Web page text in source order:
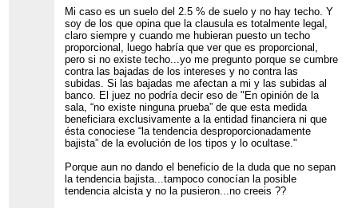
Mi caso es un suelo del 2.5 % de suelo y no hay techo. Y
soy de los que opina que la clausula es totalmente legal,
claro siempre y cuando me hubieran puesto un techo
proporcional, luego habría que ver que es proporcional,
pero si no existe techo...yo me pregunto porque se cumbre
contra las bajadas de los intereses y no contra las
subidas. Si las bajadas me afectan a mi y las subidas al
banco. El juez no podría decir eso de "En opinión de la
sala, “no existe ninguna prueba” de que esta medida
beneficiara exclusivamente a la entidad financiera ni que
ésta conociese “la tendencia desproporcionadamente
bajista” de la evolución de los tipos y lo ocultase."
Porque aun no dando el beneficio de la duda que no sepan
la tendencia bajista...tampoco conocían la posible
tendencia alcista y no la pusieron...no creeis ??